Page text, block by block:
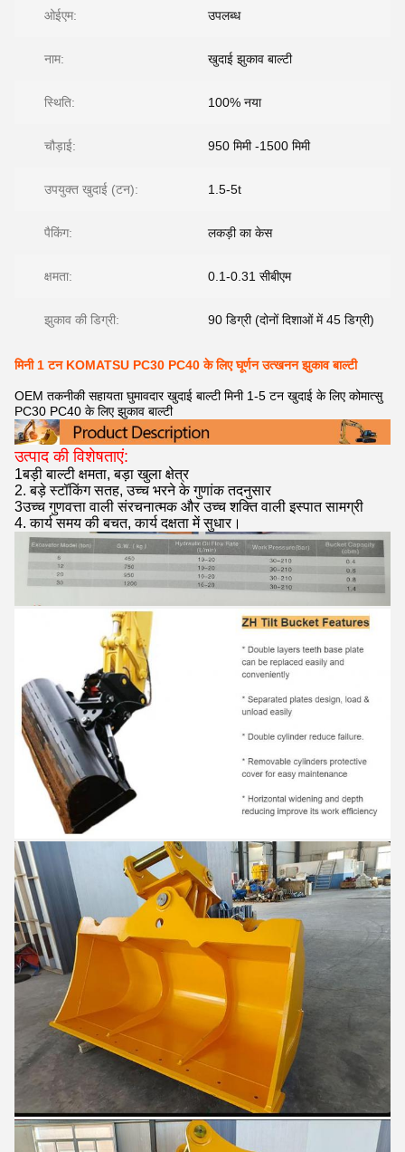
ओईएम: उपलब्ध
नाम: खुदाई झुकाव बाल्टी
स्थिति: 100% नया
चौड़ाई: 950 मिमी -1500 मिमी
उपयुक्त खुदाई (टन): 1.5-5t
पैकिंग: लकड़ी का केस
क्षमता: 0.1-0.31 सीबीएम
झुकाव की डिग्री: 90 डिग्री (दोनों दिशाओं में 45 डिग्री)
मिनी 1 टन KOMATSU PC30 PC40 के लिए घूर्णन उत्खनन झुकाव बाल्टी
OEM तकनीकी सहायता घुमावदार खुदाई बाल्टी मिनी 1-5 टन खुदाई के लिए कोमात्सु
PC30 PC40 के लिए झुकाव बाल्टी
उत्पाद की विशेषताएं:
1बड़ी बाल्टी क्षमता, बड़ा खुला क्षेत्र
2. बड़े स्टॉकिंग सतह, उच्च भरने के गुणांक तदनुसार
3उच्च गुणवत्ता वाली संरचनात्मक और उच्च शक्ति वाली इस्पात सामग्री
4. कार्य समय की बचत, कार्य दक्षता में सुधार।